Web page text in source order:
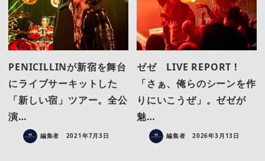
PENICILLINが新宿を舞台
にライブサーキットした
「新しい宿」ツアー。全公
演…
編集者 2021年7月3日
ゼゼ LIVE REPORT !
「さぁ、俺らのシーンを作
りにいこうぜ」。ゼゼが
魅…
編集者 2026年3月13日